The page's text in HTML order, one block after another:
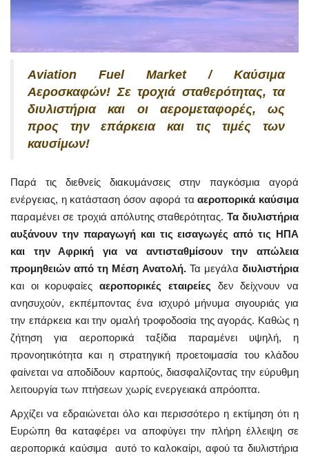
Aviation Fuel Market / Καύσιμα
Αεροσκαφών! Σε τροχιά σταθερότητας, τα
διυλιστήρια και οι αερομεταφορές, ως
προς την επάρκεια και τις τιμές των
καυσίμων!
Παρά τις διεθνείς διακυμάνσεις στην παγκόσμια αγορά
ενέργειας, η κατάσταση όσον αφορά τααεροπορικά καύσιμα
παραμένει σε τροχιά απόλυτης σταθερότητας.Τα διυλιστήρια
αυξάνουν την παραγωγή και τις εισαγωγές από τις ΗΠΑ
και την Αφρική για να αντισταθμίσουν την απώλεια
προμηθειών από τη Μέση Ανατολή.Τα μεγάλαδιυλιστήρια
και οι κορυφαίεςαεροπορικές εταιρείες δεν δείχνουν να
ανησυχούν, εκπέμποντας ένα ισχυρό μήνυμα σιγουριάς για
την επάρκεια και την ομαλή τροφοδοσία της αγοράς. Καθώς η
ζήτηση για αεροπορικά ταξίδια παραμένει υψηλή, η
προνοητικότητα και η στρατηγική προετοιμασία του κλάδου
φαίνεται να αποδίδουν καρπούς, διασφαλίζοντας την εύρυθμη
λειτουργία των πτήσεων χωρίς ενεργειακά απρόοπτα.
Αρχίζει να εδραιώνεται όλο και περισσότερο η εκτίμηση ότι η
Ευρώπη θα καταφέρει να αποφύγει την πλήρη έλλειψη σε
αεροπορικά καύσιμα αυτό το καλοκαίρι, αφού τα διυλιστήρια